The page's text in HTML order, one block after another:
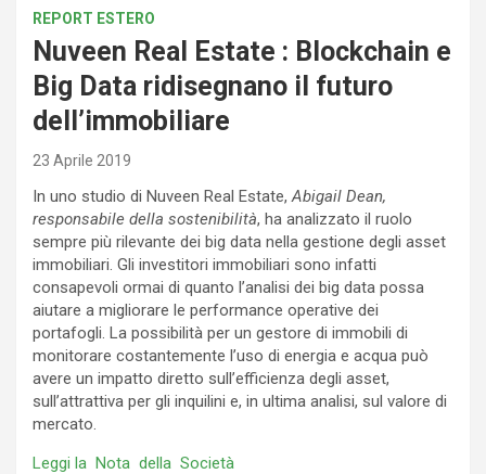
REPORT ESTERO
Nuveen Real Estate : Blockchain e
Big Data ridisegnano il futuro
dell’immobiliare
23 Aprile 2019
In uno studio di Nuveen Real Estate,Abigail Dean,
responsabile della sostenibilità, ha analizzato il ruolo
sempre più rilevante dei big data nella gestione degli asset
immobiliari. Gli investitori immobiliari sono infatti
consapevoli ormai di quanto l’analisi dei big data possa
aiutare a migliorare le performance operative dei
portafogli. La possibilità per un gestore di immobili di
monitorare costantemente l’uso di energia e acqua può
avere un impatto diretto sull’efficienza degli asset,
sull’attrattiva per gli inquilini e, in ultima analisi, sul valore di
mercato.
Leggi la Nota della Società